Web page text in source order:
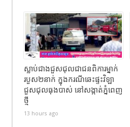
ស្លាប់ជាងជួសជុលជាជនពិការម្នាក់
របួស២នាក់ ក្នុងករណីឆេះផ្ទះវិឡា
ជួសជុលធុងបាស់ នៅសង្កាត់ភ្នំពេញ
ថ្មី
13 hours ago